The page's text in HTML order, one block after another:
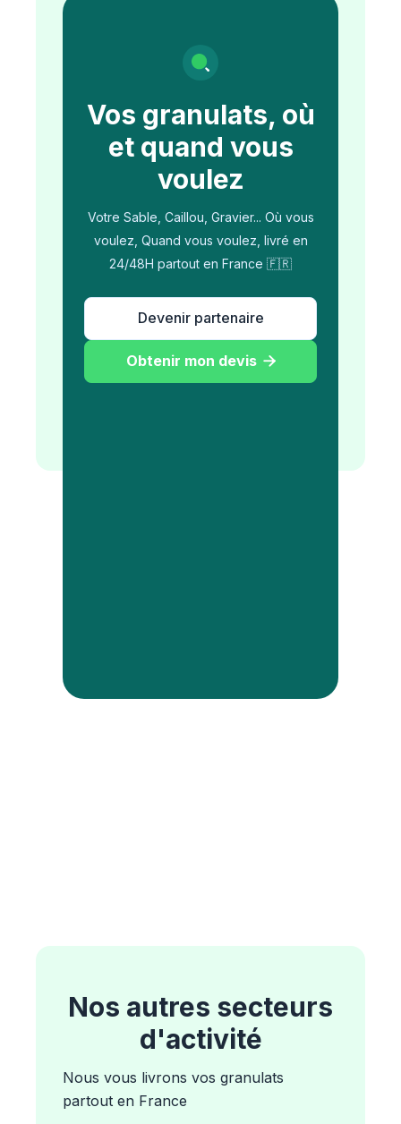
Vos granulats, où
et quand vous
voulez
Votre Sable, Caillou, Gravier... Où vous
voulez, Quand vous voulez, livré en
24/48H partout en France 🇫🇷
Devenir partenaire
Obtenir mon devis 
Nos autres secteurs
d'activité
Nous vous livrons vos granulats
partout en France